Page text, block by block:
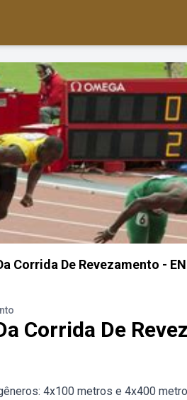
Corrida De Revezamento -
Corrida De
4x100 metros e 4x400